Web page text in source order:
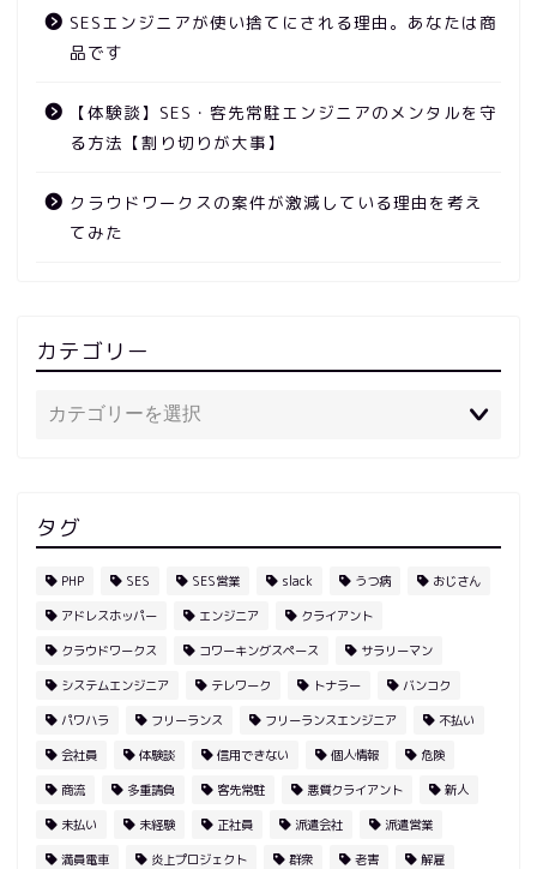
SESエンジニアが使い捨てにされる理由。あなたは商
品です
【体験談】SES・客先常駐エンジニアのメンタルを守
る方法【割り切りが大事】
クラウドワークスの案件が激減している理由を考え
てみた
カテゴリー
タグ
PHP SES SES営業 slack うつ病 おじさん
アドレスホッパー エンジニア クライアント
クラウドワークス コワーキングスペース サラリーマン
システムエンジニア テレワーク トナラー バンコク
パワハラ フリーランス フリーランスエンジニア 不払い
会社員 体験談 信用できない 個人情報 危険
商流 多重請負 客先常駐 悪質クライアント 新人
未払い 未経験 正社員 派遣会社 派遣営業
満員電車 炎上プロジェクト 群衆 老害 解雇